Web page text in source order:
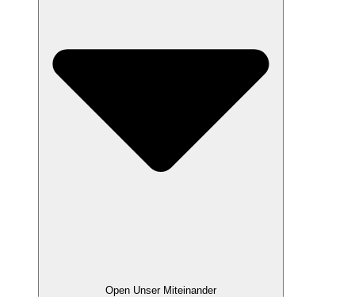
Open Unser Miteinander